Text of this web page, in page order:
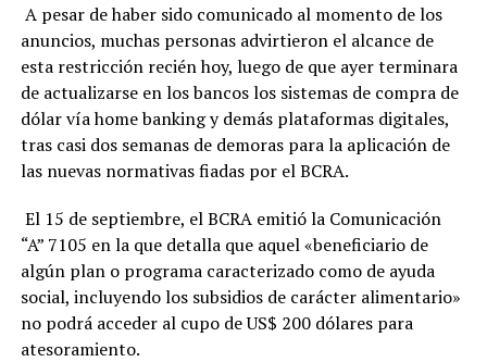
A pesar de haber sido comunicado al momento de los
anuncios, muchas personas advirtieron el alcance de
esta restricción recién hoy, luego de que ayer terminara
de actualizarse en los bancos los sistemas de compra de
dólar vía home banking y demás plataformas digitales,
tras casi dos semanas de demoras para la aplicación de
las nuevas normativas fiadas por el BCRA.
El 15 de septiembre, el BCRA emitió la Comunicación
“A” 7105 en la que detalla que aquel «beneficiario de
algún plan o programa caracterizado como de ayuda
social, incluyendo los subsidios de carácter alimentario»
no podrá acceder al cupo de US$ 200 dólares para
atesoramiento.